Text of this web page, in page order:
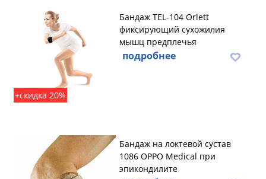
+скидка 20%
Бандаж TEL-104 Orlett
фиксирующий сухожилия
мышц предплечья
подробнее
Бандаж на локтевой сустав
1086 OPPO Medical при
эпикондилите